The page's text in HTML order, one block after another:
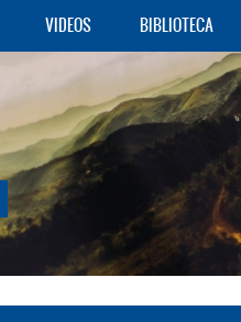
VIDEOS BIBLIOTECA